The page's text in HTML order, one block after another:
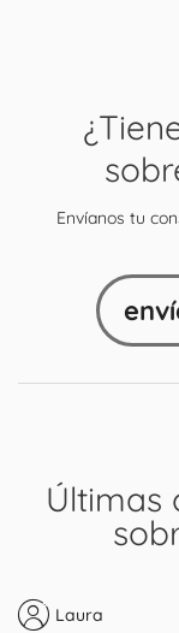
Últimas
Laura
Envíanos tu